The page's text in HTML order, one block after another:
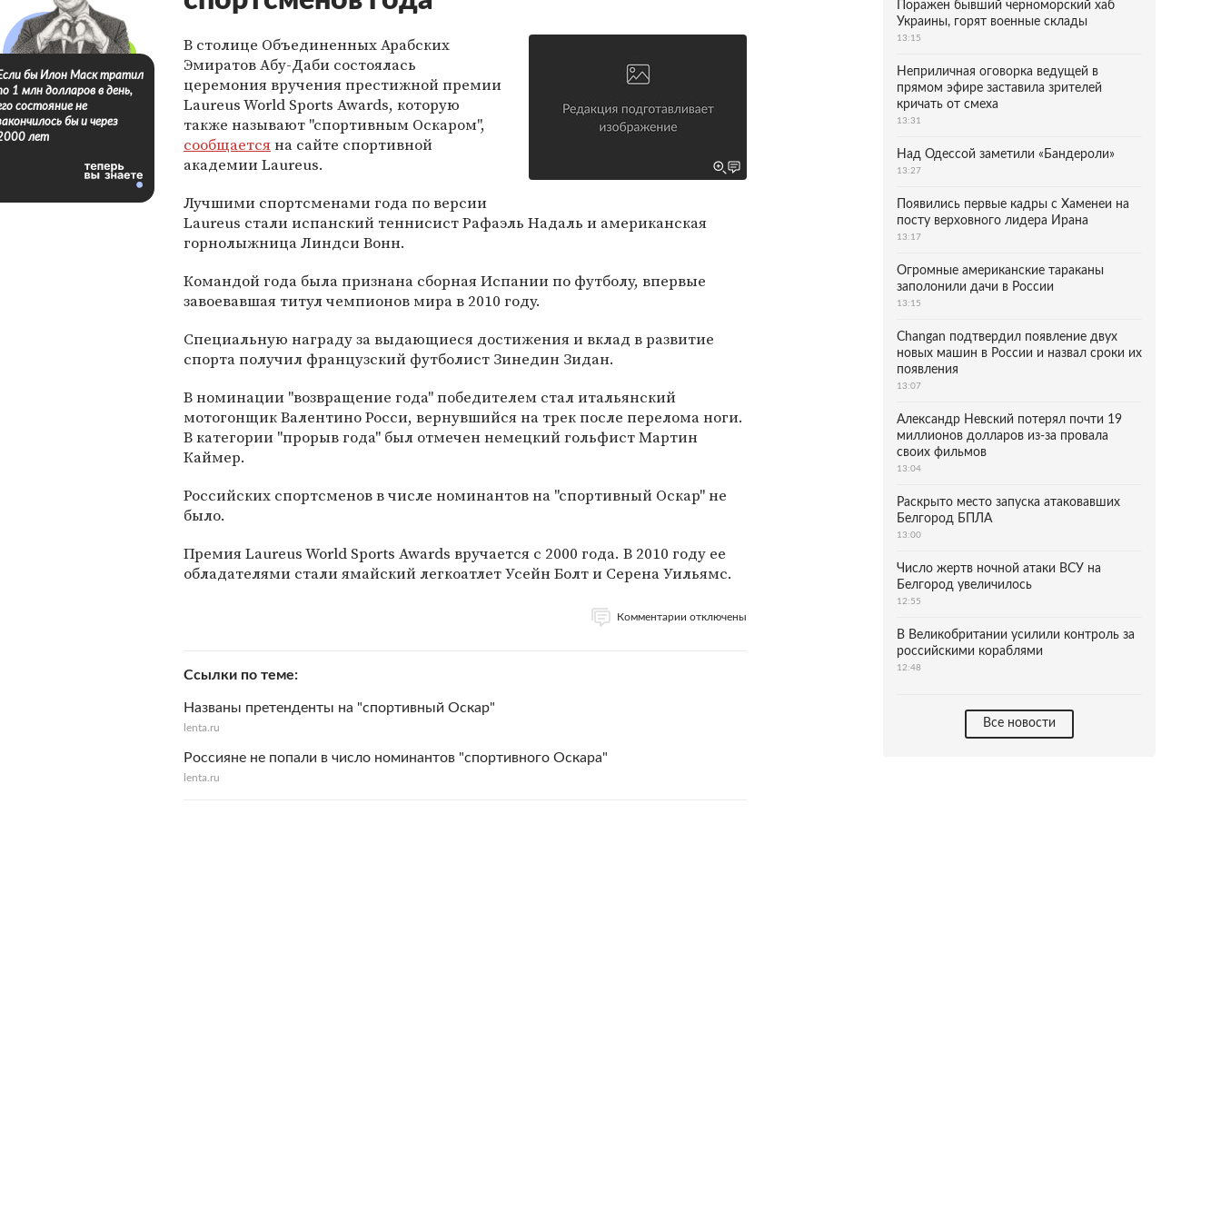
В столице Объединенных Арабских
Эмиратов Абу-Даби состоялась
церемония вручения престижной премии
Laureus World Sports Awards, которую
также называют "спортивным Оскаром",
сообщаетсяна сайте спортивной
академии Laureus.
Лучшими спортсменами года по версии
Laureus стали испанский теннисист Рафаэль Надаль и американская
горнолыжница Линдси Вонн.
Командой года была признана сборная Испании по футболу, впервые
завоевавшая титул чемпионов мира в 2010 году.
Специальную награду за выдающиеся достижения и вклад в развитие
спорта получил французский футболист Зинедин Зидан.
В номинации "возвращение года" победителем стал итальянский
мотогонщик Валентино Росси, вернувшийся на трек после перелома ноги.
В категории "прорыв года" был отмечен немецкий гольфист Мартин
Каймер.
Российских спортсменов в числе номинантов на "спортивный Оскар" не
было.
Премия Laureus World Sports Awards вручается с 2000 года. В 2010 году ее
обладателями стали ямайский легкоатлет Усейн Болт и Серена Уильямс.
Комментарии отключены
Ссылки по теме
Названы претенденты на "спортивный Оскар"
lenta.ru
Россияне не попали в число номинантов "спортивного Оскара"
lenta.ru
бы Илон Маск тратил
1 млн долларов в день,
состояние не
бы и через
лет
Поражен бывший черноморский хаб
Украины, горят военные склады
13:15
Неприличная оговорка ведущей в
прямом эфире заставила зрителей
кричать от смеха
13:31
Над Одессой заметили «Бандероли»
13:27
Появились первые кадры с Хаменеи на
посту верховного лидера Ирана
13:17
Огромные американские тараканы
заполонили дачи в России
13:15
Changan подтвердил появление двух
новых машин в России и назвал сроки их
появления
13:07
Александр Невский потерял почти 19
миллионов долларов из-за провала
своих фильмов
13:04
Раскрыто место запуска атаковавших
Белгород БПЛА
13:00
Число жертв ночной атаки ВСУ на
Белгород увеличилось
12:55
В Великобритании усилили контроль за
российскими кораблями
12:48
Все новости